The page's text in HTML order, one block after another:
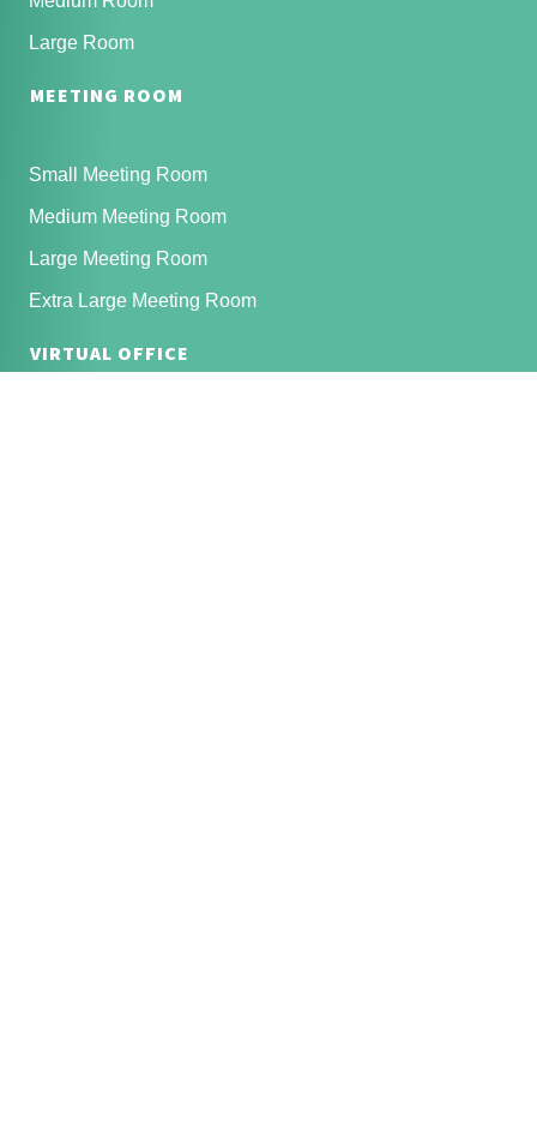
Large Room
MEETING ROOM
Small Meeting Room
Medium Meeting Room
Large Meeting Room
Extra Large Meeting Room
VIRTUAL OFFICE